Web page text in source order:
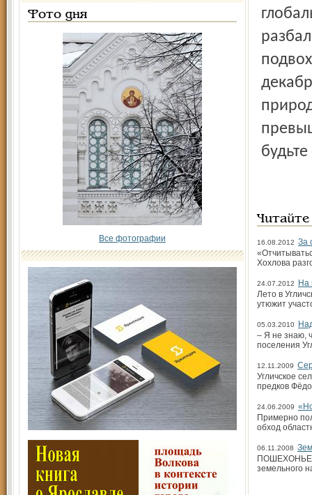
Фото дня
Все фотографии 16.08.2012 За
Хохлова
24.07.2012
На
Лето в
утюжит
05.03.2010
– Я не знаю,
поселения
12.11.2009
Угличское
предков
24.06.2009
Примерно
обход
06.11.2008
ПОШЕХОНЬЕ.
земельного